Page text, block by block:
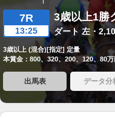
7R
13:25
3歳以上1勝
ダート 左・
3歳以上 (混合)[指定] 定量
本賞金：800、320、200、120、80万
出馬表 データ分